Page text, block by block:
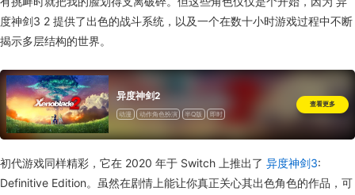
度神剑3 2 提供了出色的战斗系统，以及一个在数十小时游戏过程中不断
揭示多层结构的世界。
异度神剑2
动漫 动作角色扮演 半Q版 即时
查看更多
初代游戏同样精彩，它在 2020 年于 Switch 上推出了 异度神剑3:
Definitive Edition。虽然在剧情上能让你真正关心其出色角色的作品，可